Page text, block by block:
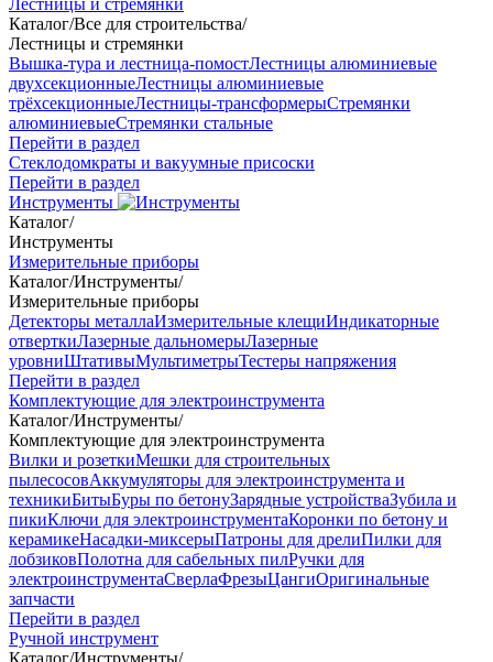
Лестницы и стремянки
Каталог/Все для строительства/
Лестницы и стремянки
Вышка-тура и лестница-помостЛестницы алюминиевые
двухсекционныеЛестницы алюминиевые
трёхсекционныеЛестницы-трансформерыСтремянки
алюминиевыеСтремянки стальные
Перейти в раздел
Стеклодомкраты и вакуумные присоски
Перейти в раздел
Инструменты
Каталог/
Инструменты
Измерительные приборы
Каталог/Инструменты/
Измерительные приборы
Детекторы металлаИзмерительные клещиИндикаторные
отверткиЛазерные дальномерыЛазерные
уровниШтативыМультиметрыТестеры напряжения
Перейти в раздел
Комплектующие для электроинструмента
Каталог/Инструменты/
Комплектующие для электроинструмента
Вилки и розеткиМешки для строительных
пылесосовАккумуляторы для электроинструмента и
техникиБитыБуры по бетонуЗарядные устройстваЗубила и
пикиКлючи для электроинструментаКоронки по бетону и
керамикеНасадки-миксерыПатроны для дрелиПилки для
лобзиковПолотна для сабельных пилРучки для
электроинструментаСверлаФрезыЦангиОригинальные
запчасти
Перейти в раздел
Ручной инструмент
Каталог/Инструменты/